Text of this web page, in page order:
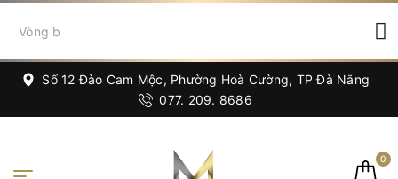
Số 12 Đào Cam Mộc, Phường Hoà Cường, TP Đà Nẵng
077. 209. 8686
0